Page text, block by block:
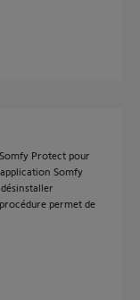
Protect pour
Somfy
permet de